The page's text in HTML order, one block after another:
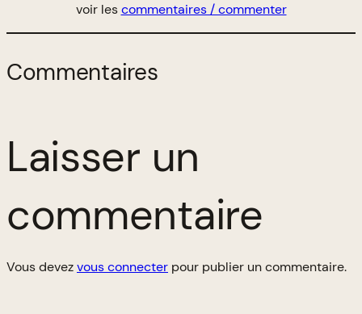
voir lescommentaires / commenter
Commentaires
Laisser un
commentaire
Vous devezvous connecter pour publier un commentaire.